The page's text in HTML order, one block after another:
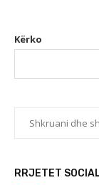
Kërko
RRJETET